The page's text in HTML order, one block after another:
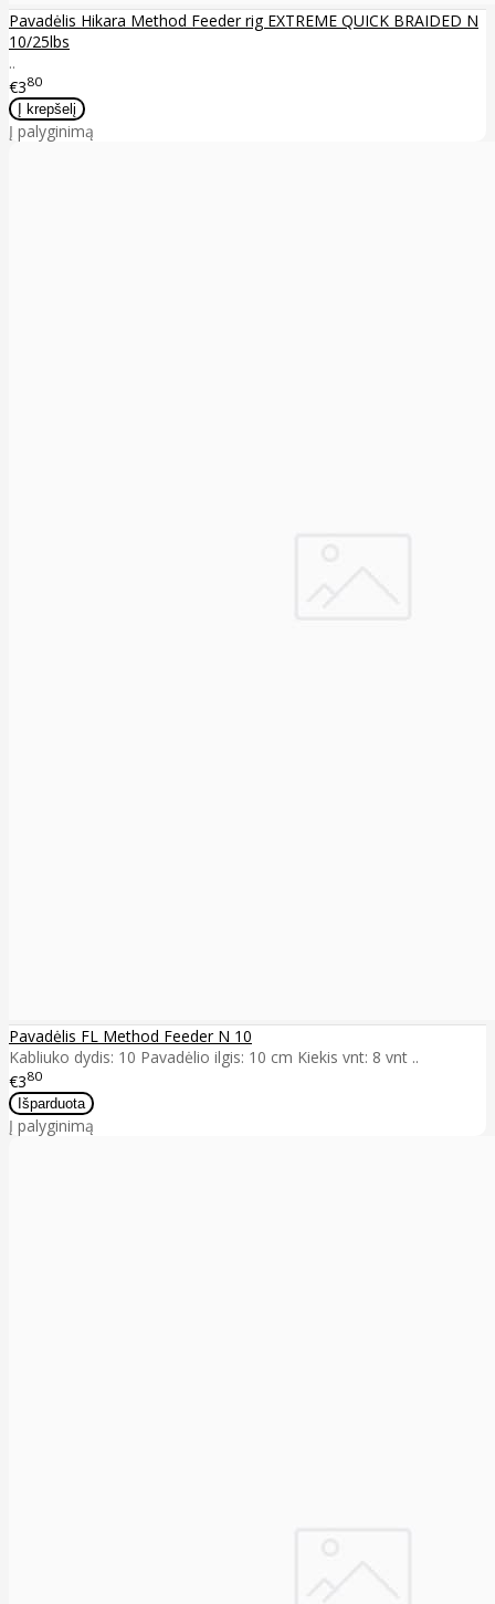
Pavadėlis Hikara Method Feeder rig EXTREME QUICK BRAIDED N
10/25lbs
..
€380
Į palyginimą
Pavadėlis FL Method Feeder N 10
Kabliuko dydis: 10 Pavadėlio ilgis: 10 cm Kiekis vnt: 8 vnt ..
€380
Į palyginimą